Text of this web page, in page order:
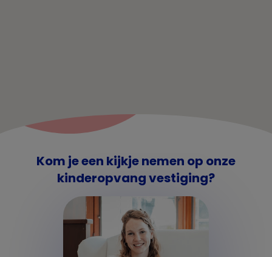
Kom je een kijkje nemen op onze
kinderopvang vestiging?